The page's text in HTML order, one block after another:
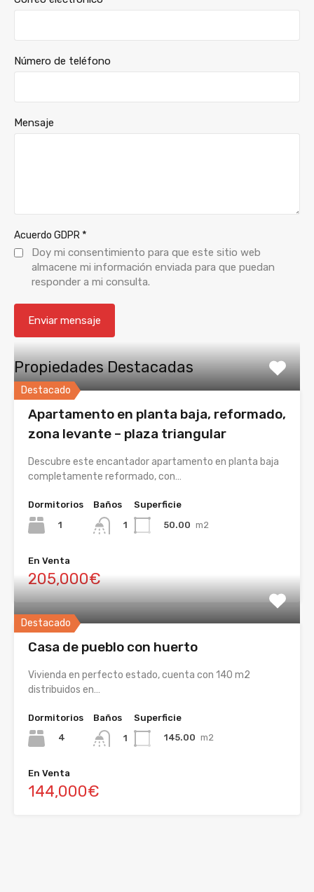
Número de teléfono
Mensaje
Acuerdo GDPR *
Doy mi consentimiento para que este sitio web
almacene mi información enviada para que puedan
responder a mi consulta.
Propiedades Destacadas
Destacado
Apartamento en planta baja, reformado,
zona levante – plaza triangular
Descubre este encantador apartamento en planta baja
completamente reformado, con…
Dormitorios
1
Baños
1
Superficie
50.00 m2
En Venta
205,000€
Destacado
Casa de pueblo con huerto
Vivienda en perfecto estado, cuenta con 140 m2
distribuidos en…
Dormitorios
4
Baños
1
Superficie
145.00 m2
En Venta
144,000€